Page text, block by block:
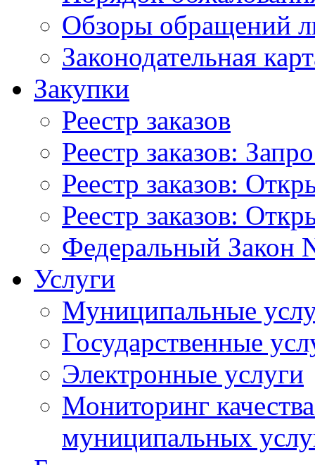
Обзоры обращений
Законодательная
Закупки
Реестр заказов
Реестр заказов:
Реестр заказов:
Реестр заказов:
Федеральный Закон
Услуги
Муниципальные
Государственные
Электронные услуги
Мониторинг
муниципальных